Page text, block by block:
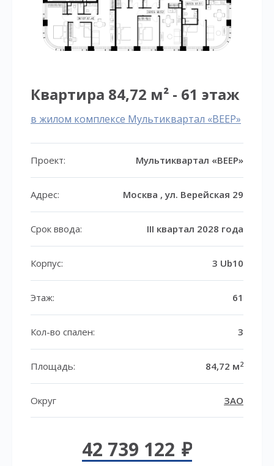
Квартира 84,72 м² - 61 этаж
в жилом комплексе Мультиквартал «ВЕЕР»
Проект: Мультиквартал «ВЕЕР»
Адрес: Москва , ул. Верейская 29
Срок ввода: III квартал 2028 года
Корпус: 3 Ub10
Этаж: 61
Кол-во спален: 3
Площадь: 84,72 м2
Округ ЗАО
42 739 122